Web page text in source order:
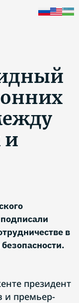
и
в
президент
и премьер-